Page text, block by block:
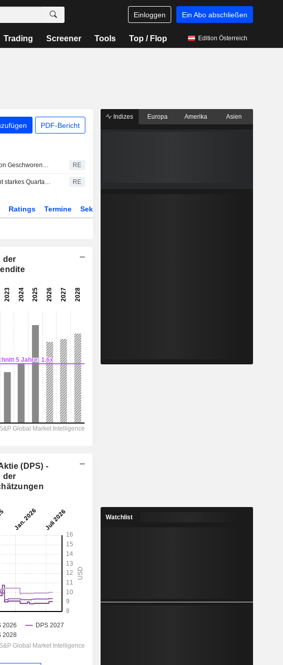
Einloggen Ein Abo abschließen
Trading Screener Tools Top / Flop Edition Österreich
PDF-Bericht
Teva will Israel-Bezüge von Geschworenen fernhalten und verweist auf den Gaza-Krieg RE
CVS-Gewinnausblick trübt starkes Quartal, Aktie fällt RE
Ratings Termine Sektor
2,27 %
44,3 %
412,75 412,75
-
-
der
(DPS) -
der
Indizes Europa Amerika Asien
Watchlist